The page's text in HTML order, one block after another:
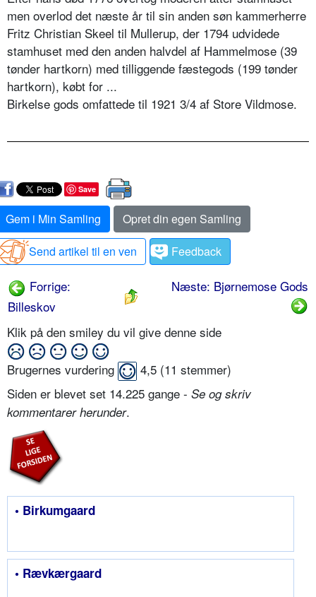
men overlod det næste år til sin anden søn kammerherre
Fritz Christian Skeel til Mullerup, der 1794 udvidede
stamhuset med den anden halvdel af Hammelmose (39
tønder hartkorn) med tilliggende fæstegods (199 tønder
hartkorn), købt for ...
Birkelse gods omfattede til 1921 3/4 af Store Vildmose.
Save
Gem i Min Samling
Opret din egen Samling
Send artikel til en ven
Feedback
Forrige:
Billeskov
Næste: Bjørnemose Gods
Klik på den smiley du vil give denne side
Brugernes vurdering 4,5 (11 stemmer)
Siden er blevet set 14.225 gange - Se og skriv
kommentarer herunder.
• Birkumgaard
• Rævkærgaard